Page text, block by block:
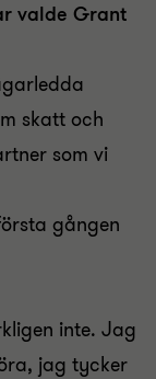
valde Grant
skatt och
som vi
gången
inte. Jag
jag tycker